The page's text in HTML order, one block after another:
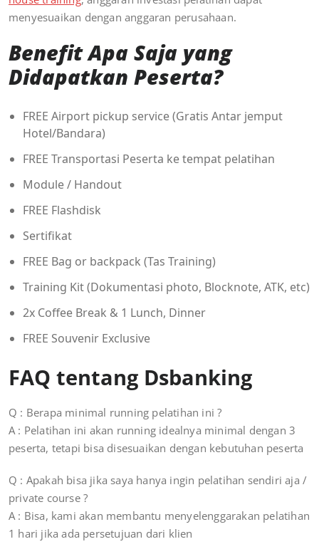
menyesuaikan dengan anggaran perusahaan.
Benefit Apa Saja yang
Didapatkan Peserta?
FREE Airport pickup service (Gratis Antar jemput
Hotel/Bandara)
FREE Transportasi Peserta ke tempat pelatihan
Module / Handout
FREE Flashdisk
Sertifikat
FREE Bag or backpack (Tas Training)
Training Kit (Dokumentasi photo, Blocknote, ATK, etc)
2x Coffee Break & 1 Lunch, Dinner
FREE Souvenir Exclusive
FAQ tentang Dsbanking
Q : Berapa minimal running pelatihan ini ?
A : Pelatihan ini akan running idealnya minimal dengan 3
peserta, tetapi bisa disesuaikan dengan kebutuhan peserta
Q : Apakah bisa jika saya hanya ingin pelatihan sendiri aja /
private course ?
A : Bisa, kami akan membantu menyelenggarakan pelatihan
1 hari jika ada persetujuan dari klien